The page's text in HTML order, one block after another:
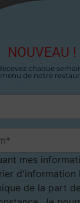
LUNDI 27
2022 Menu
NOUVEAU !
chaque
de notre
mes
d'information
de la part